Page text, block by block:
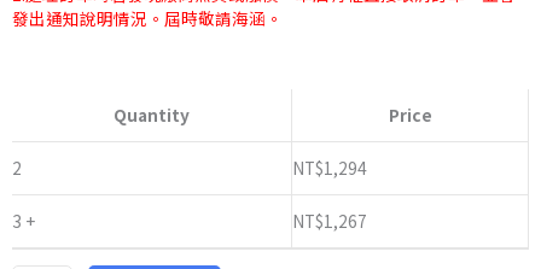
發出通知說明情況。屆時敬請海涵。
Quantity Price
2 NT$1,294
3 + NT$1,267
限
定
30MM
1/144